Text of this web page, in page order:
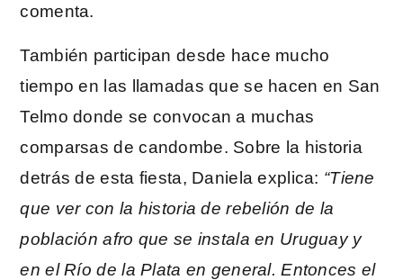
comenta.
También participan desde hace mucho
tiempo en las llamadas que se hacen en San
Telmo donde se convocan a muchas
comparsas de candombe. Sobre la historia
detrás de esta fiesta, Daniela explica: “Tiene
que ver con la historia de rebelión de la
población afro que se instala en Uruguay y
en el Río de la Plata en general. Entonces el